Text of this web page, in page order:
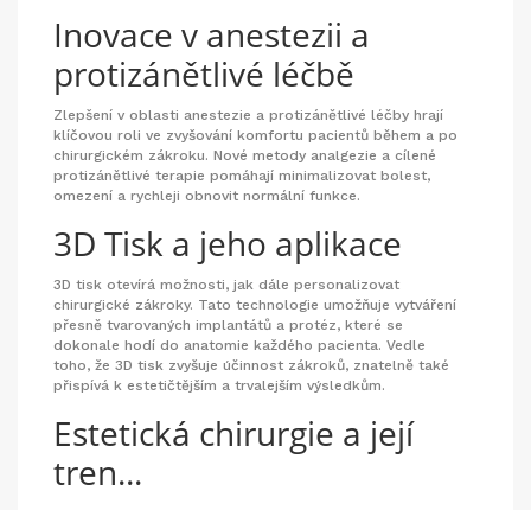
Inovace v anestezii a
protizánětlivé léčbě
Zlepšení v oblasti anestezie a protizánětlivé léčby hrají
klíčovou roli ve zvyšování komfortu pacientů během a po
chirurgickém zákroku. Nové metody analgezie a cílené
protizánětlivé terapie pomáhají minimalizovat bolest,
omezení a rychleji obnovit normální funkce.
3D Tisk a jeho aplikace
3D tisk otevírá možnosti, jak dále personalizovat
chirurgické zákroky. Tato technologie umožňuje vytváření
přesně tvarovaných implantátů a protéz, které se
dokonale hodí do anatomie každého pacienta. Vedle
toho, že 3D tisk zvyšuje účinnost zákroků, znatelně také
přispívá k estetičtějším a trvalejším výsledkům.
Estetická chirurgie a její
tren...